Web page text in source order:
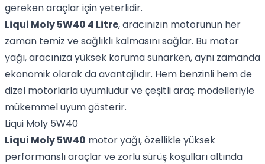
gereken araçlar için yeterlidir.
Liqui Moly 5W40 4 Litre, aracınızın motorunun her
zaman temiz ve sağlıklı kalmasını sağlar. Bu motor
yağı, aracınıza yüksek koruma sunarken, aynı zamanda
ekonomik olarak da avantajlıdır. Hem benzinli hem de
dizel motorlarla uyumludur ve çeşitli araç modelleriyle
mükemmel uyum gösterir.
Liqui Moly 5W40
Liqui Moly 5W40 motor yağı, özellikle yüksek
performanslı araçlar ve zorlu sürüş koşulları altında